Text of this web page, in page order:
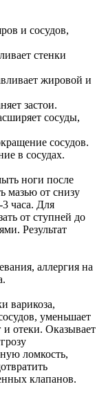
и сосудов,
стенки
жировой и
застои.
сосуды,
сосудов.
в сосудах.
ноги после
мазью от снизу
часа. Для
от ступней до
Результат
аллергия на
варикоза,
уменьшает
и отеки. Оказывает
ломкость,
клапанов.